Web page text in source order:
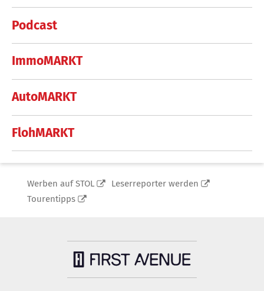
Podcast
ImmoMARKT
AutoMARKT
FlohMARKT
Werben auf STOL
Leserreporter werden
Tourentipps